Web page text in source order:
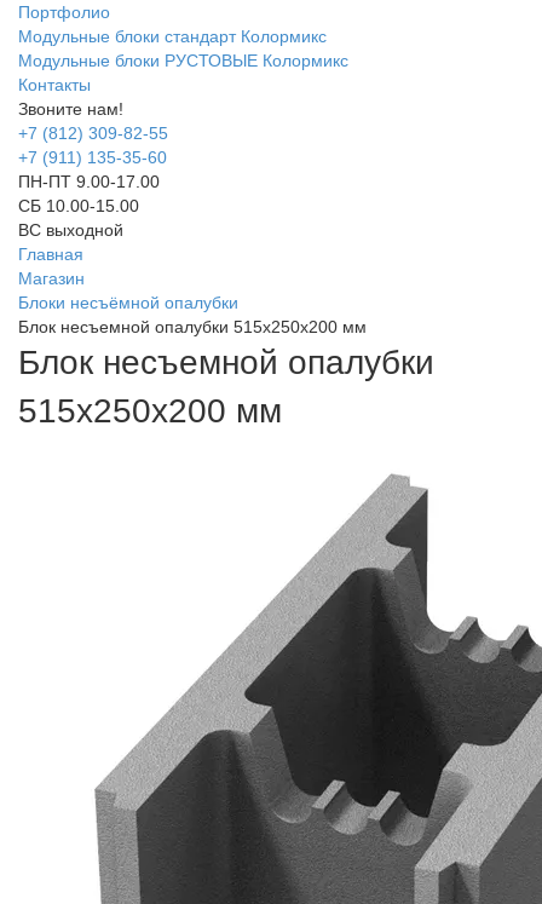
Портфолио
Модульные блоки стандарт Колормикс
Модульные блоки РУСТОВЫЕ Колормикс
Контакты
Звоните нам!
+7 (812) 309-82-55
+7 (911) 135-35-60
ПН-ПТ 9.00-17.00
СБ 10.00-15.00
ВС выходной
Главная
Магазин
Блоки несъёмной опалубки
Блок несъемной опалубки 515х250х200 мм
Блок несъемной опалубки
515х250х200 мм